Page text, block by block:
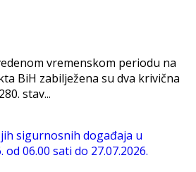
vremenskom periodu na
BiH zabilježena su dva krivična
stav...